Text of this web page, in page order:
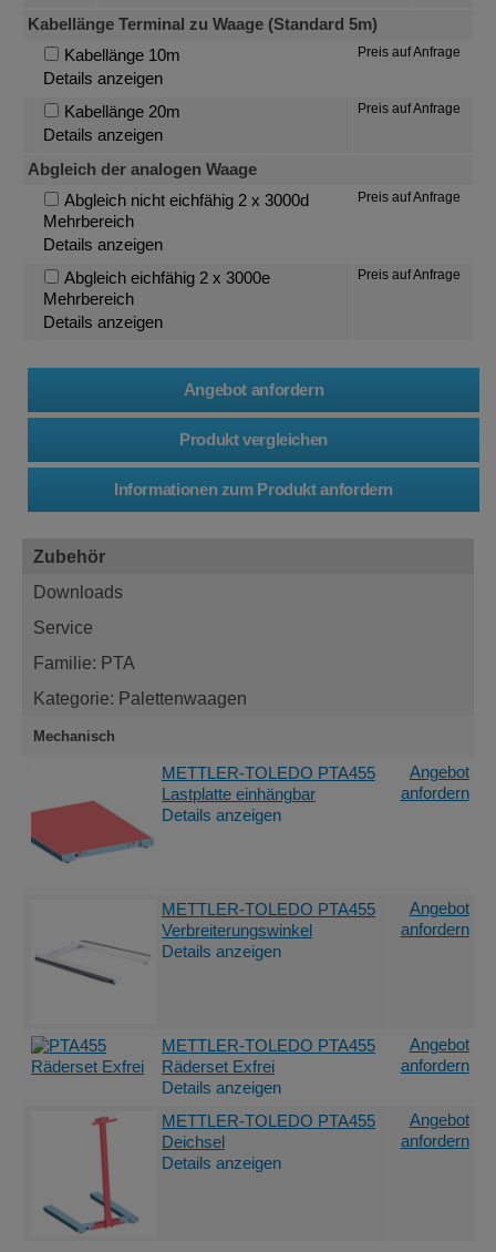
Kabellänge Terminal zu Waage (Standard 5m)
Kabellänge 10m
Details anzeigen
Preis auf Anfrage
Kabellänge 20m
Details anzeigen
Preis auf Anfrage
Abgleich der analogen Waage
Abgleich nicht eichfähig 2 x 3000d
Mehrbereich
Details anzeigen
Preis auf Anfrage
Abgleich eichfähig 2 x 3000e
Mehrbereich
Details anzeigen
Preis auf Anfrage
Zubehör
Downloads
Service
Familie: PTA
Kategorie: Palettenwaagen
Mechanisch
METTLER-TOLEDO PTA455
Lastplatte einhängbar
Details anzeigen
Angebot
anfordern
METTLER-TOLEDO PTA455
Verbreiterungswinkel
Details anzeigen
Angebot
anfordern
METTLER-TOLEDO PTA455
Räderset Exfrei
Details anzeigen
Angebot
anfordern
METTLER-TOLEDO PTA455
Deichsel
Details anzeigen
Angebot
anfordern